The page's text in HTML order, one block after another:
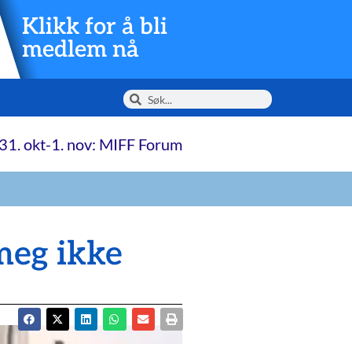
Klikk for å bli
medlem nå
okt-1. nov: MIFF Forum
ikke